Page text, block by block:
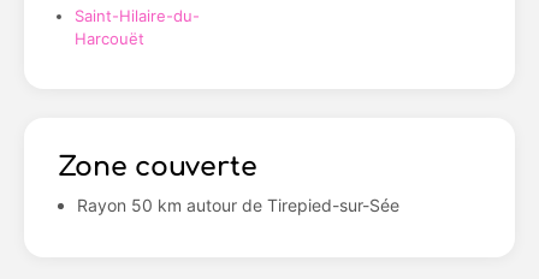
Saint-Hilaire-du-
Harcouët
Zone couverte
Rayon 50 km autour de Tirepied-sur-Sée